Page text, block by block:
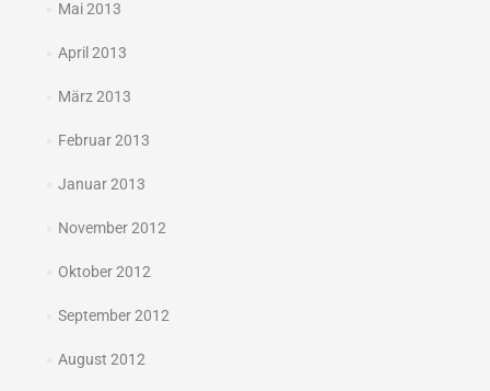
Mai 2013
April 2013
März 2013
Februar 2013
Januar 2013
November 2012
Oktober 2012
September 2012
August 2012